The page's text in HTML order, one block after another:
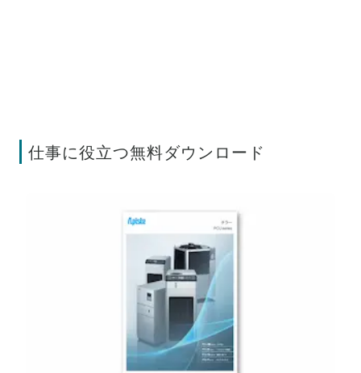
仕事に役立つ無料ダウンロード